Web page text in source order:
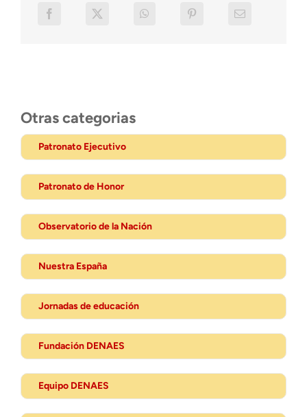
Otras categorias
Patronato Ejecutivo
Patronato de Honor
Observatorio de la Nación
Nuestra España
Jornadas de educación
Fundación DENAES
Equipo DENAES